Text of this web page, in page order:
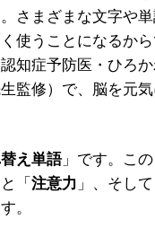
さまざまな文字や
使うことになるか
知症予防医・ひろ
監修）で、脳を元
え単語」です。こ
「 注意力 」、そして
。